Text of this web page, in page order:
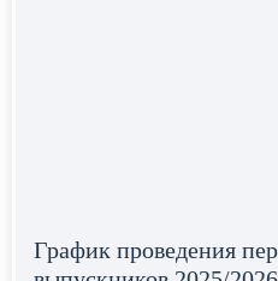
График проведения